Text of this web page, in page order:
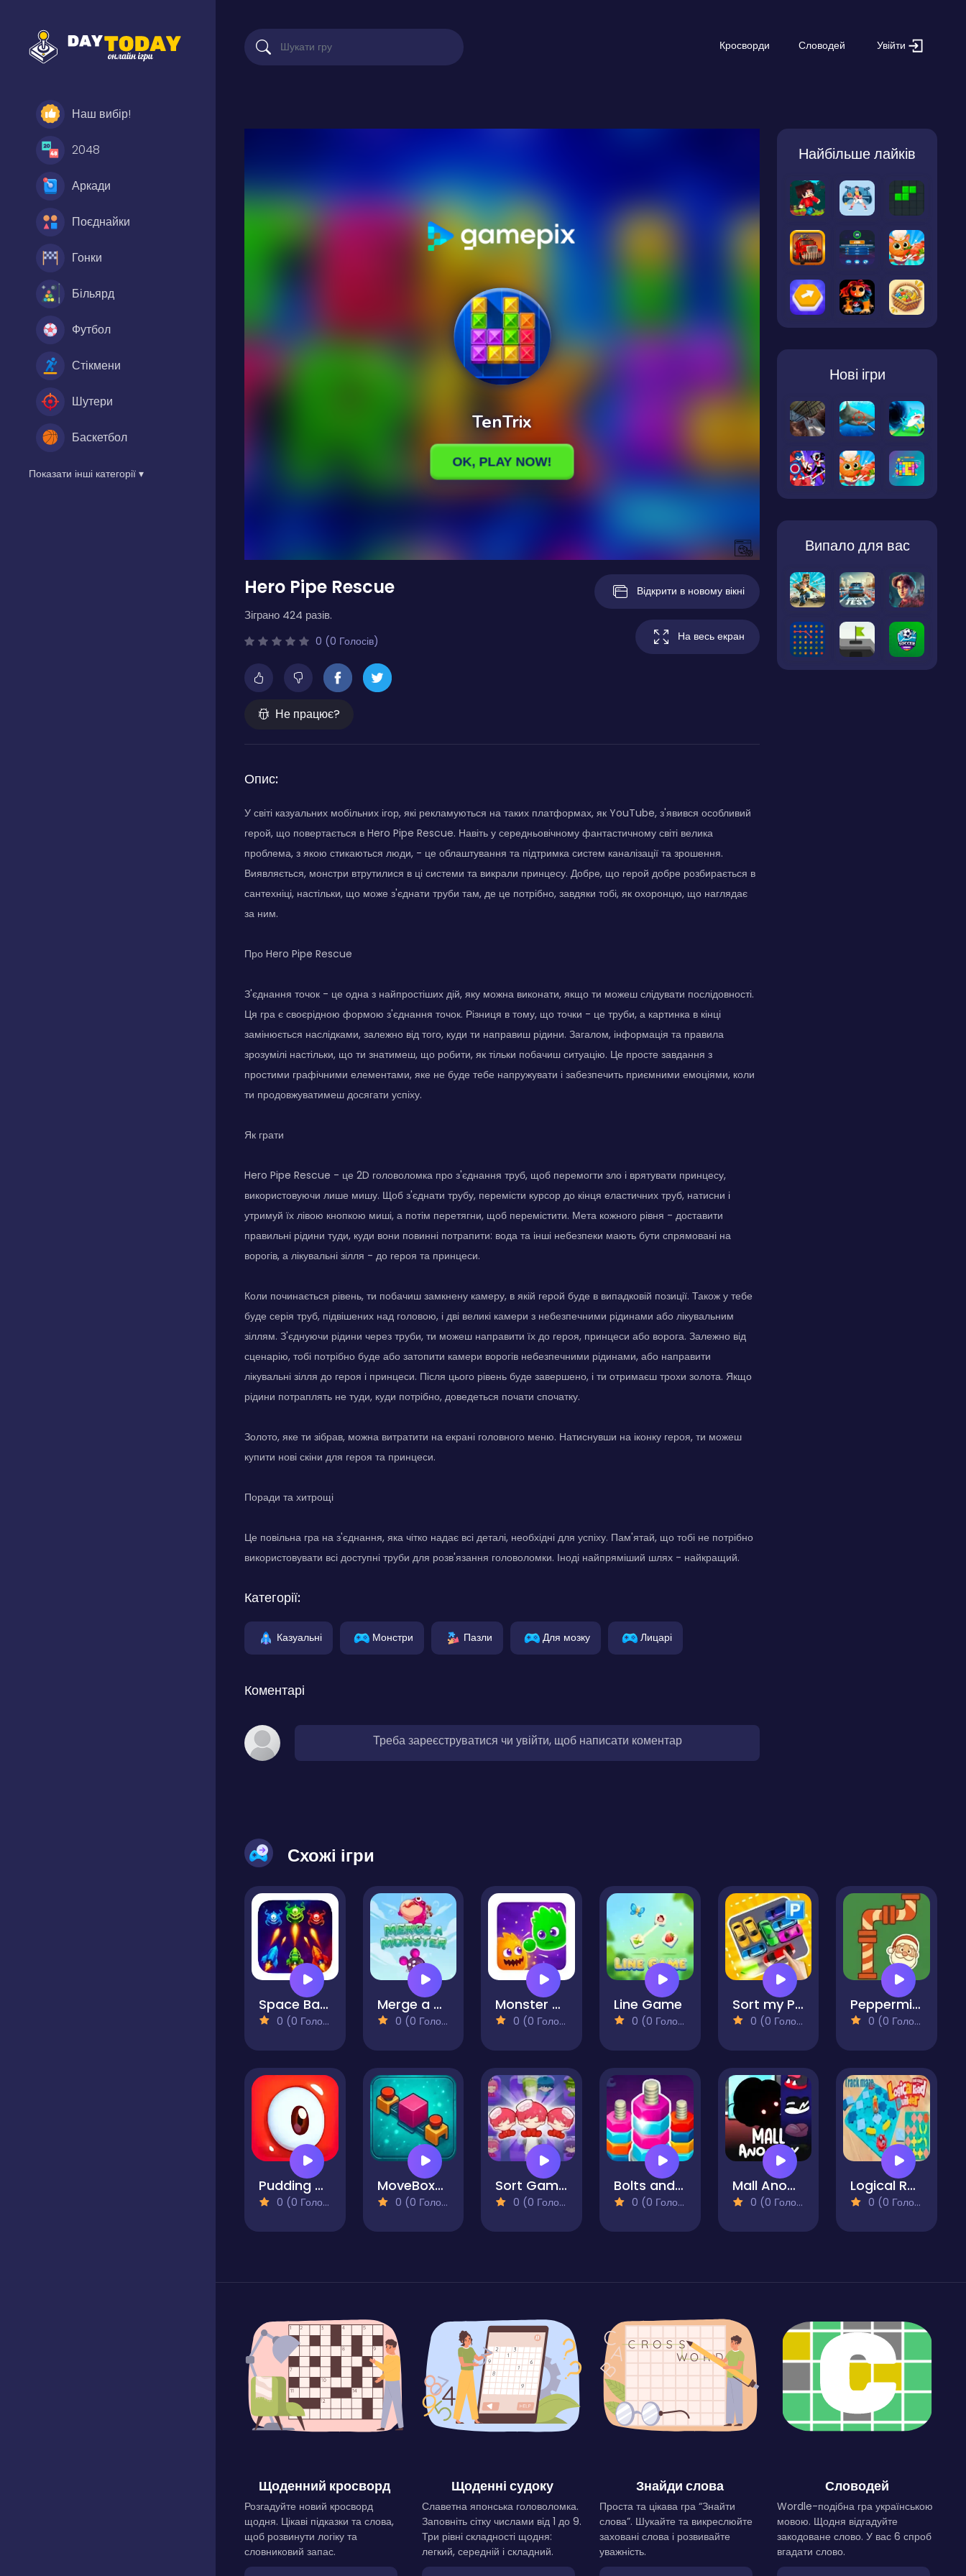
Наш вибір!
2048
Аркади
Поєднайки
Гонки
Більярд
Футбол
Стікмени
Шутери
Баскетбол
Показати інші категорії ▾
Кросворди Словодей Увійти
Hero Pipe Rescue
Зіграно 424 разів.
0 (0 Голосів)
Не працює?
Відкрити в новому вікні
На весь екран
Опис:
У світі казуальних мобільних ігор, які рекламуються на таких платформах, як YouTube, з'явився особливий
герой, що повертається в Hero Pipe Rescue. Навіть у середньовічному фантастичному світі велика
проблема, з якою стикаються люди, - це облаштування та підтримка систем каналізації та зрошення.
Виявляється, монстри втрутилися в ці системи та викрали принцесу. Добре, що герой добре розбирається в
сантехніці, настільки, що може з'єднати труби там, де це потрібно, завдяки тобі, як охоронцю, що наглядає
за ним.
Про Hero Pipe Rescue
З'єднання точок - це одна з найпростіших дій, яку можна виконати, якщо ти можеш слідувати послідовності.
Ця гра є своєрідною формою з'єднання точок. Різниця в тому, що точки - це труби, а картинка в кінці
замінюється наслідками, залежно від того, куди ти направиш рідини. Загалом, інформація та правила
зрозумілі настільки, що ти знатимеш, що робити, як тільки побачиш ситуацію. Це просте завдання з
простими графічними елементами, яке не буде тебе напружувати і забезпечить приємними емоціями, коли
ти продовжуватимеш досягати успіху.
Як грати
Hero Pipe Rescue - це 2D головоломка про з'єднання труб, щоб перемогти зло і врятувати принцесу,
використовуючи лише мишу. Щоб з'єднати трубу, перемісти курсор до кінця еластичних труб, натисни і
утримуй їх лівою кнопкою миші, а потім перетягни, щоб перемістити. Мета кожного рівня - доставити
правильні рідини туди, куди вони повинні потрапити: вода та інші небезпеки мають бути спрямовані на
ворогів, а лікувальні зілля - до героя та принцеси.
Коли починається рівень, ти побачиш замкнену камеру, в якій герой буде в випадковій позиції. Також у тебе
буде серія труб, підвішених над головою, і дві великі камери з небезпечними рідинами або лікувальним
зіллям. З'єднуючи рідини через труби, ти можеш направити їх до героя, принцеси або ворога. Залежно від
сценарію, тобі потрібно буде або затопити камери ворогів небезпечними рідинами, або направити
лікувальні зілля до героя і принцеси. Після цього рівень буде завершено, і ти отримаєш трохи золота. Якщо
рідини потраплять не туди, куди потрібно, доведеться почати спочатку.
Золото, яке ти зібрав, можна витратити на екрані головного меню. Натиснувши на іконку героя, ти можеш
купити нові скіни для героя та принцеси.
Поради та хитрощі
Це повільна гра на з'єднання, яка чітко надає всі деталі, необхідні для успіху. Пам'ятай, що тобі не потрібно
використовувати всі доступні труби для розв'язання головоломки. Іноді найпряміший шлях - найкращий.
Категорії:
Казуальні Монстри Пазли Для мозку Лицарі
Коментарі
Треба зареєструватися чи увійти, щоб написати коментар
Найбільше лайків
Нові ігри
Випало для вас
Схожі ігри
Space Battle
0 (0 Голосів)
Merge a Monster
0 (0 Голосів)
Monster Boom Boom
0 (0 Голосів)
Line Game
0 (0 Голосів)
Sort my Parking Area
0 (0 Голосів)
Peppermint Pipeline
0 (0 Голосів)
Pudding Monsters
0 (0 Голосів)
MoveBox3D
0 (0 Голосів)
Sort Game Toy Sort
0 (0 Голосів)
Bolts and Nuts - Color Sorting
0 (0 Голосів)
Mall Anomaly
0 (0 Голосів)
Logical Road Builder
0 (0 Голосів)
Щоденний кросворд
Розгадуйте новий кросворд
щодня. Цікаві підказки та слова,
щоб розвинути логіку та
словниковий запас.
Щоденні судоку
Славетна японська головоломка.
Заповніть сітку числами від 1 до 9.
Три рівні складності щодня:
легкий, середній і складний.
Знайди слова
Проста та цікава гра “Знайти
слова”. Шукайте та викреслюйте
заховані слова і розвивайте
уважність.
Словодей
Wordle-подібна гра українською
мовою. Щодня відгадуйте
закодоване слово. У вас 6 спроб
вгадати слово.